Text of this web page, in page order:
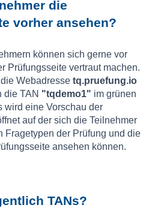
die
vorher ansehen?
können sich gerne vor
Prüfungsseite vertraut machen.
Webadresse tq.pruefung.io
die TAN "tqdemo1" im grünen
wird eine Vorschau der
auf der sich die Teilnehmer
Fragetypen der Prüfung und die
ansehen können.
TANs?